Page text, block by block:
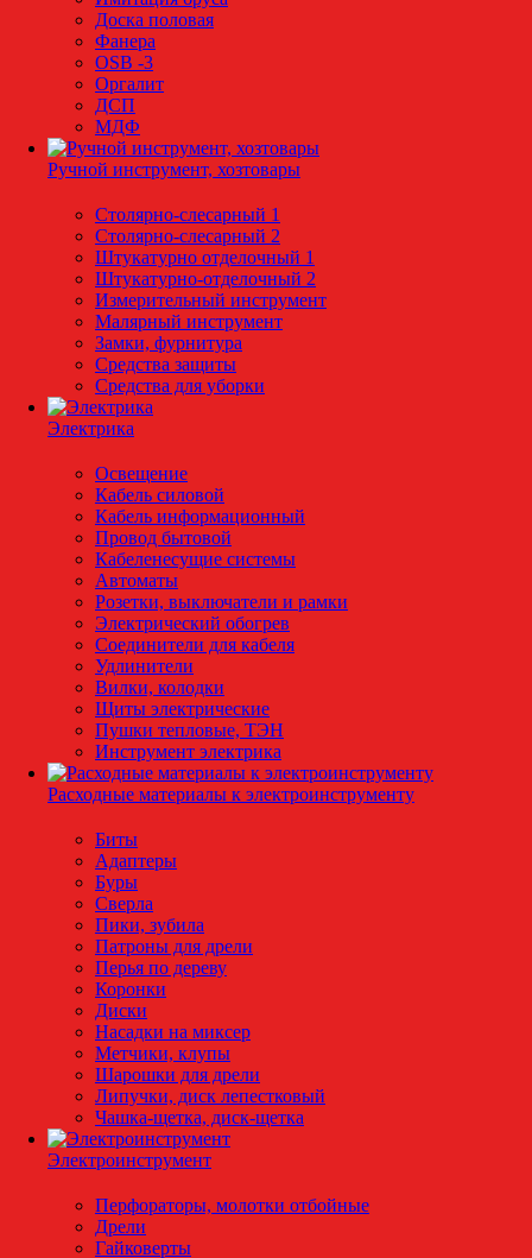
Доска половая
Фанера
OSB -3
Оргалит
ДСП
МДФ
Ручной инструмент, хозтовары
Столярно-слесарный 1
Столярно-слесарный 2
Штукатурно отделочный 1
Штукатурно-отделочный 2
Измерительный инструмент
Малярный инструмент
Замки, фурнитура
Средства защиты
Средства для уборки
Электрика
Освещение
Кабель силовой
Кабель информационный
Провод бытовой
Кабеленесущие системы
Автоматы
Розетки, выключатели и рамки
Электрический обогрев
Соединители для кабеля
Удлинители
Вилки, колодки
Щиты электрические
Пушки тепловые, ТЭН
Инструмент электрика
Расходные материалы к электроинструменту
Биты
Адаптеры
Буры
Сверла
Пики, зубила
Патроны для дрели
Перья по дереву
Коронки
Диски
Насадки на миксер
Метчики, клупы
Шарошки для дрели
Липучки, диск лепестковый
Чашка-щетка, диск-щетка
Электроинструмент
Перфораторы, молотки отбойные
Дрели
Гайковерты